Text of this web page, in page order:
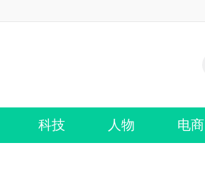
科技 人物 电商